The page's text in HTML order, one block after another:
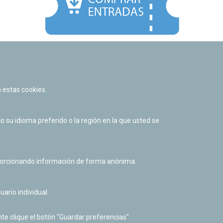
Política de cookies
Derecho de acceso a información pública
cookies.
su idioma preferido o la región en la que usted se
información de forma anónima.
individual.
clique el botón "Guardar preferencias".